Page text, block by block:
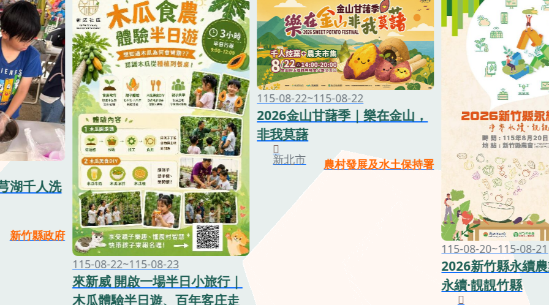
湖千人洗
新竹縣政府
115-08-22~115-08-23
來新威 開啟一場半日小旅行｜
木瓜體驗半日遊、百年客庄走
115-08-22~115-08-22
2026金山甘藷季｜樂在金山，
非我莫藷
新北市 農村發展及水土保持署
115-08-20~115-08-21
2026新竹縣永續
永續·靚靚竹縣